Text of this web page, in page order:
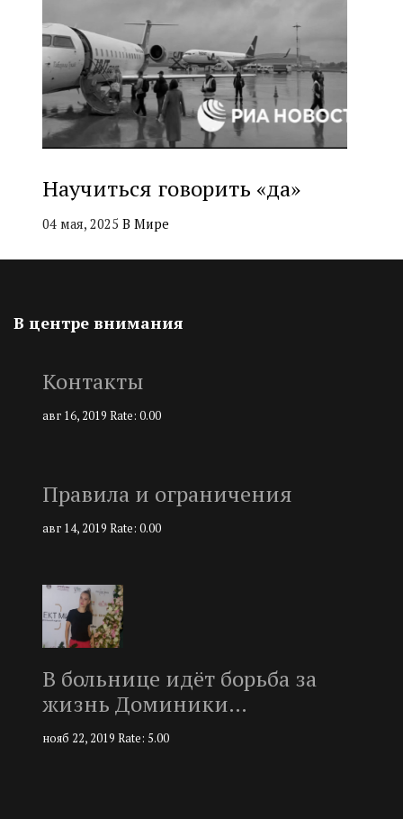
Научиться говорить «да»
04 мая, 2025 В Мире
В центре внимания
Контакты
авг 16, 2019 Rate: 0.00
Правила и ограничения
авг 14, 2019 Rate: 0.00
В больнице идёт борьба за
жизнь Доминики…
нояб 22, 2019 Rate: 5.00